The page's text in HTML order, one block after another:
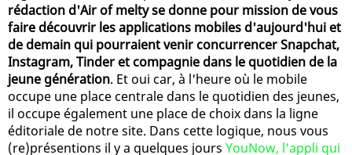
rédaction d'Air of melty se donne pour mission de vous
faire découvrir les applications mobiles d'aujourd'hui et
de demain qui pourraient venir concurrencer Snapchat,
Instagram, Tinder et compagnie dans le quotidien de la
jeune génération. Et oui car, à l'heure où le mobile
occupe une place centrale dans le quotidien des jeunes,
il occupe également une place de choix dans la ligne
éditoriale de notre site. Dans cette logique, nous vous
(re)présentions il y a quelques jours YouNow, l'appli qui